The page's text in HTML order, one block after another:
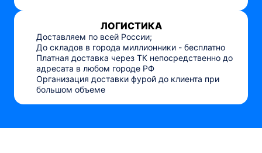
ЛОГИСТИКА
Доставляем по всей России;
До складов в города миллионники - бесплатно
Платная доставка через ТК непосредственно до
адресата в любом городе РФ
Организация доставки фурой до клиента при
большом объеме